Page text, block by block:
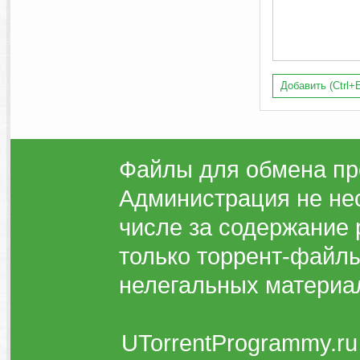
Добавить
Файлы для обмена
Администрация не
числе за
только торрент-
нелегальных
UTorrentProgrammy.ru